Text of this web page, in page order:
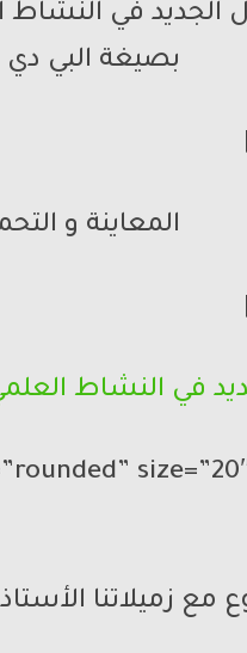
الجديد في النشاط
بصيغة البي
المعاينة و
في النشاط
زميلاتنا